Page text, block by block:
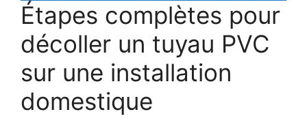
Étapes complètes pour
décoller un tuyau PVC
sur une installation
domestique